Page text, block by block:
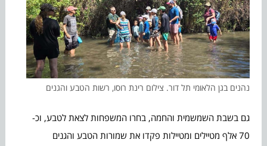
נהנים בגן הלאומי תל דור. צילום רינת רוסו, רשות הטבע והגנים
גם בשבת השמשמית והחמה, בחרו המשפחות לצאת לטבע, וכ-
70 אלף מטיילים ומטיילות פקדו את שמורות הטבע והגנים